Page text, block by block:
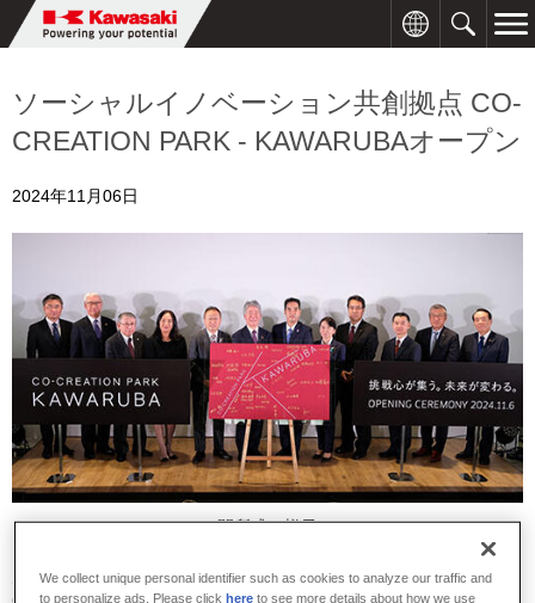
ソーシャルイノベーション共創拠点 CO-
CREATION PARK - KAWARUBAオープン
2024年11月06日
開所式の様子
川崎重工は、2024年11月6日（水）、「HANEDA INNOVATION
We collect unique personal identifier such as cookies to analyze our traffic and
to personalize ads. Please click hereto see more details about how we use